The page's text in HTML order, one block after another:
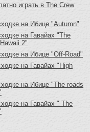
играть в The Crew
на Ибице "Autumn"
на Гавайах "The
2"
на Ибице "Off-Road"
на Гавайах "High
на Ибице "The roads
на Гавайах " The